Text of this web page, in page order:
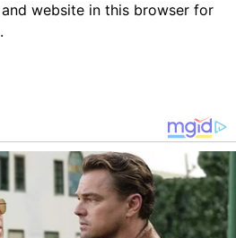
and website in this browser for